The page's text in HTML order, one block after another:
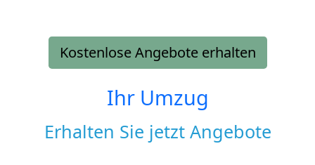
Kostenlose Angebote erhalten
Ihr Umzug
Erhalten Sie jetzt Angebote